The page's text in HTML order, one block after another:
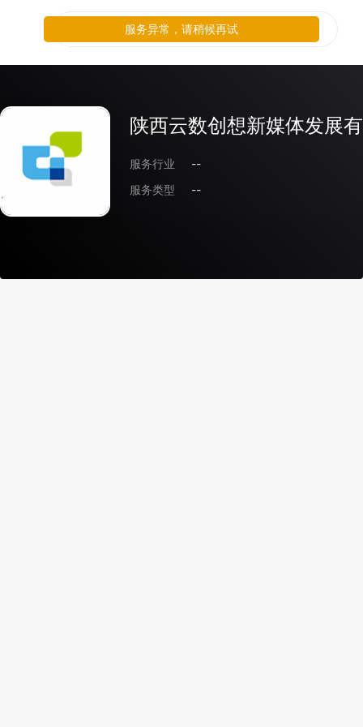
陕西云数创想新媒体发展
服务行业
--
服务类型
--
服务异常，请稍候再试